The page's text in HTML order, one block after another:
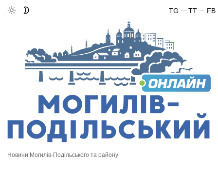
FB
TT
TG
Новини Могилів-Подільського та району